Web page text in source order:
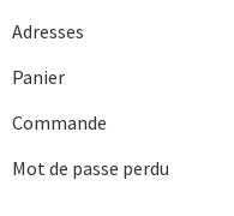
Adresses
Panier
Commande
Mot de passe perdu